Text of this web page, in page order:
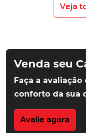
Veja
Venda seu
Faça a
conforto da sua
Avalie agora